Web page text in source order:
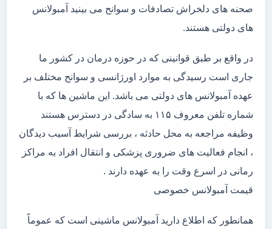
صحنه های دلخراش تصادفات و سوانح می بینید آمبولانس
های دولتی هستند.
در واقع بر طبق قوانینی که در حوزه درمان در کشور ما
جاری است رسیدگی به موارد اورژانسی و سوانح مختلف بر
عهده آمبولانس های دولتی می باشد. این ماشین ها که با
شماره تلفن معروف ۱۱۵ به سادگی در دسترس هستند
وظیفه مراجعه به محل حادثه ، بررسی شرایط آسیب دیدگان
، انجام فعالیت های ضروری پزشکی و انتقال افراد به مراکز
رمانی در اسرع وقت را به عهده دارند .
قیمت آمبولانس خصوصی
همانطور که اطلاع دارید آمبولانس ماشینی است که عموماً